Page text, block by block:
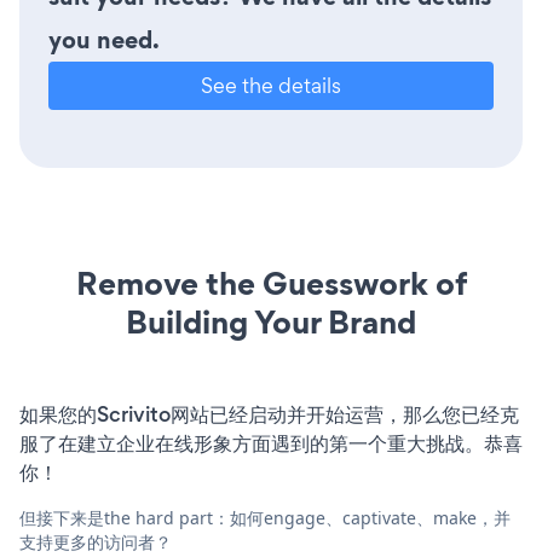
you need.
See the details
Remove the Guesswork of
Building Your Brand
如果您的Scrivito网站已经启动并开始运营，那么您已经克
服了在建立企业在线形象方面遇到的第一个重大挑战。恭喜
你！
但接下来是the hard part：如何engage、captivate、make，并
支持更多的访问者？